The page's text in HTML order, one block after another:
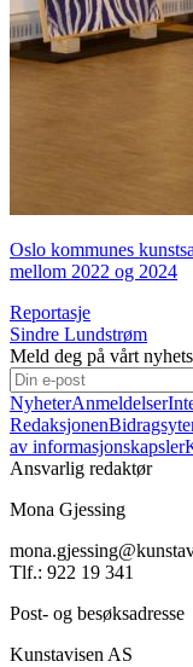
Oslo kommunes
mellom 2022 og 2024
Reportasje
Sindre Lundstrøm
Meld deg på vårt
NyheterAnmeldelser
Redaksjonen
av informasjonskapsler
Ansvarlig redaktør
Mona Gjessing
Tlf.: 922 19 341
Post- og besøksadresse
Kunstavisen AS